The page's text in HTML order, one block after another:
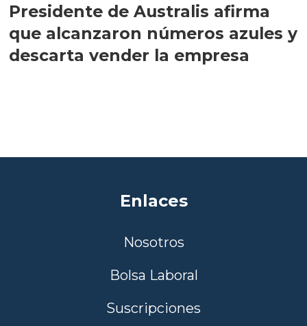
Presidente de Australis afirma
que alcanzaron números azules y
descarta vender la empresa
Enlaces
Nosotros
Bolsa Laboral
Suscripciones